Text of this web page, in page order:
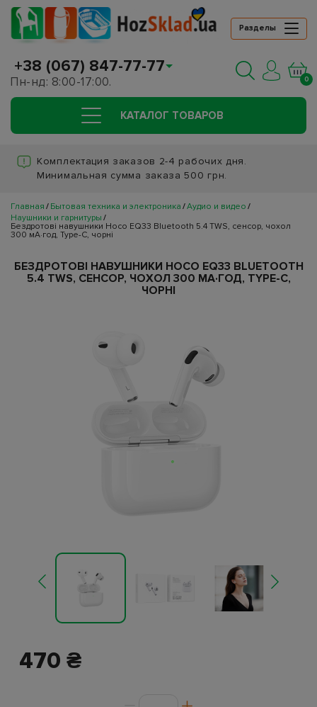
Разделы
+38 (067) 847-77-77
Пн-нд: 8:00-17:00. 0
КАТАЛОГ ТОВАРОВ
Комплектация заказов 2-4 рабочих дня.
Минимальная сумма заказа 500 грн.
Главная Бытовая техника и электроника Аудио и видео
Наушники и гарнитуры
Бездротові навушники Hoco EQ33 Bluetooth 5.4 TWS, сенсор, чохол
300 мА·год, Type-C, чорні
БЕЗДРОТОВІ НАВУШНИКИ HOCO EQ33 BLUETOOTH
5.4 TWS, СЕНСОР, ЧОХОЛ 300 МА·ГОД, TYPE-C,
ЧОРНІ
470 ₴